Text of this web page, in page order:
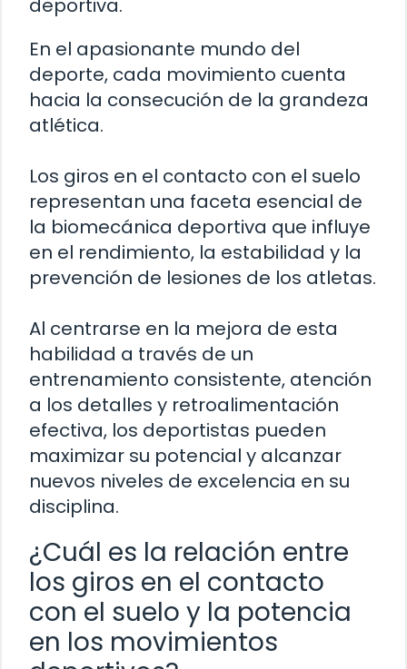
deportiva.
En el apasionante mundo del
deporte, cada movimiento cuenta
hacia la consecución de la grandeza
atlética.
Los giros en el contacto con el suelo
representan una faceta esencial de
la biomecánica deportiva que influye
en el rendimiento, la estabilidad y la
prevención de lesiones de los atletas.
Al centrarse en la mejora de esta
habilidad a través de un
entrenamiento consistente, atención
a los detalles y retroalimentación
efectiva, los deportistas pueden
maximizar su potencial y alcanzar
nuevos niveles de excelencia en su
disciplina.
¿Cuál es la relación entre
los giros en el contacto
con el suelo y la potencia
en los movimientos